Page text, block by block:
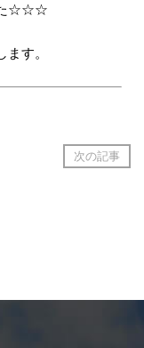
た☆☆☆
す。
次の記事